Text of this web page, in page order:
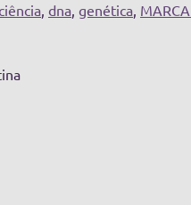
, dna, genética,